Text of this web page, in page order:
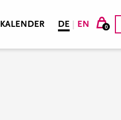
KALENDER DE EN 0